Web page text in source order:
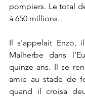
pompiers. Le total
à 650 millions.
Il s'appelait Enzo,
Malherbe dans
quinze ans. Il se
amie au stade de
quand il croisa